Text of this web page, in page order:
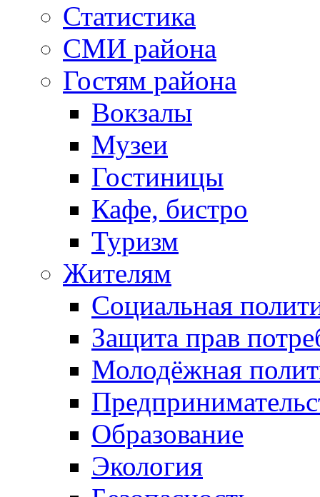
Статистика
СМИ района
Гостям района
Вокзалы
Музеи
Гостиницы
Кафе, бистро
Туризм
Жителям
Социальная
Защита прав
Молодёжная
Образование
Экология